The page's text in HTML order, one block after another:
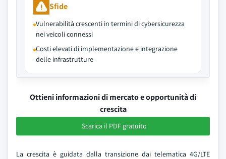
Sfide
Vulnerabilità crescenti in termini di cybersicurezza
nei veicoli connessi
Costi elevati di implementazione e integrazione
delle infrastrutture
Ottieni informazioni di mercato e opportunità di
crescita
Scarica il PDF gratuito
La crescita è guidata dalla transizione dai telematica 4G/LTE